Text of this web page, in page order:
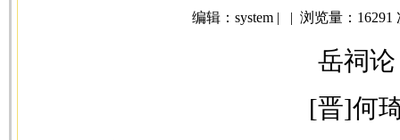
编辑：system | | 浏览量：16291
岳祠论
[晋]何